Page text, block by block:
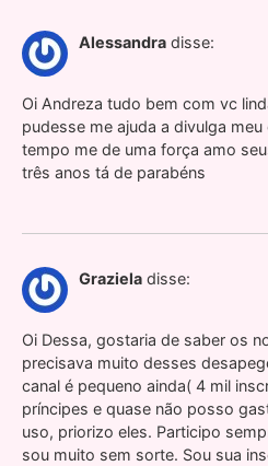
Alessandra disse:
Oi Andreza tudo bem com vc
pudesse me ajuda a divulga
tempo me de uma força amo
três anos tá de parabéns
Graziela disse:
Oi Dessa, gostaria de saber os
precisava muito desses
canal é pequeno ainda( 4 mil
príncipes e quase não posso
uso, priorizo eles. Participo
sou muito sem sorte. Sou sua